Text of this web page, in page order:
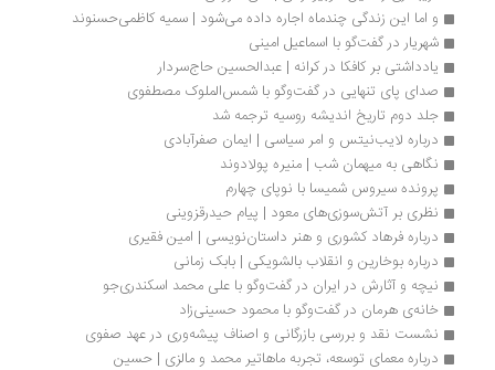
و اما این زندگی چندماه اجاره داده می‌شود | سمیه کاظمی‌حسنوند
شهریار در گفت‌گو با اسماعیل امینی
یادداشتی بر کافکا در کرانه | عبدالحسین حاج‌سردار
صدای پای تنهایی در گفت‌وگو با شمس‌الملوک مصطفوی
جلد دوم تاریخ اندیشه روسیه ترجمه شد
درباره لایب‌نیتس و امر سیاسی | ایمان صفرآبادی
نگاهی به میهمان شب | منیره پولادوند
پرونده سیروس شمیسا با نوپای چهارم
نظری بر آتش‌سوزی‌های معود | پیام حیدرقزوینی
درباره فرهاد کشوری و هنر داستان‌نویسی | امین فقیری
درباره بوخارین و انقلاب بالشویکی | بابک زمانی
نیچه‌ و آثارش در ایران در گفت‌وگو با علی محمد اسکندری‌جو
خانه‌ی هرمان در گفت‌وگو با محمود حسینی‌زاد
نشست نقد و بررسی بازرگانی و اصناف پیشه‌وری در عهد صفوی